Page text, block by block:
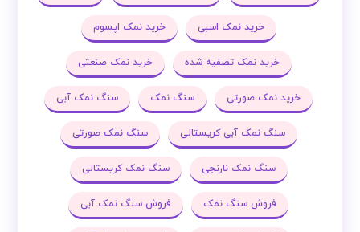
خرید نمک اسبی خرید نمک اپسوم
خرید نمک تصفیه شده خرید نمک صنعتی
خرید نمک صورتی سنگ نمک سنگ نمک آبی
سنگ نمک آبی کریستالی سنگ نمک صورتی
سنگ نمک نارنجی سنگ نمک کریستالی
فروش سنگ نمک فروش سنگ نمک آبی